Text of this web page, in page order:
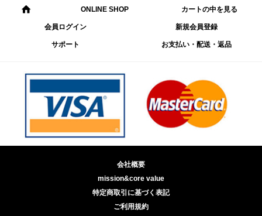
ONLINE SHOP カートの中を見る
会員ログイン 新規会員登録
サポート お支払い・配送・返品
会社概要
mission&core value
特定商取引に基づく表記
ご利用規約